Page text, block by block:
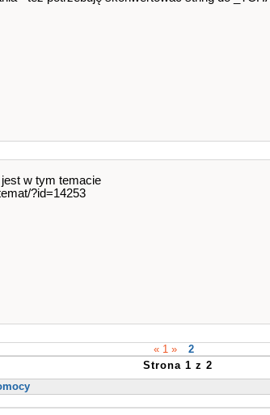
w tym temacie
?id=14253
« 1 »
2
Strona 1 z 2